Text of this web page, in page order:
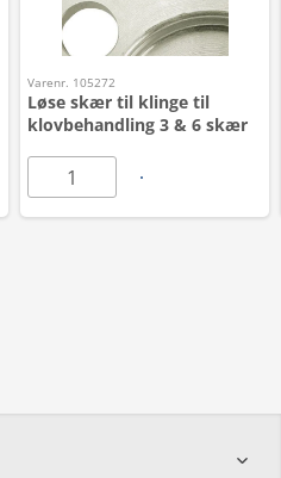
Varenr. 105272
Løse skær til klinge til
klovbehandling 3 & 6 skær